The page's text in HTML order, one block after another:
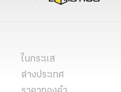
บทความสุขภาพ
ในกระแส
ต่างประเทศ